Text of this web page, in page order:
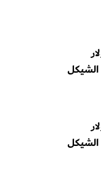
الشيكل
الشيكل